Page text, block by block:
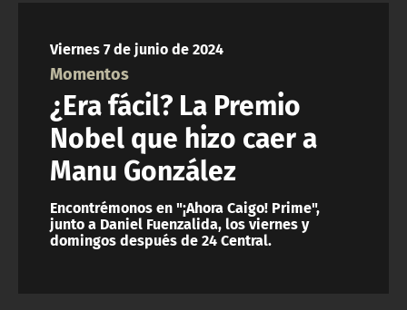
Viernes 7 de junio de 2024
Momentos
¿Era fácil? La Premio
Nobel que hizo caer a
Manu González
Encontrémonos en "¡Ahora Caigo! Prime",
junto a Daniel Fuenzalida, los viernes y
domingos después de 24 Central.